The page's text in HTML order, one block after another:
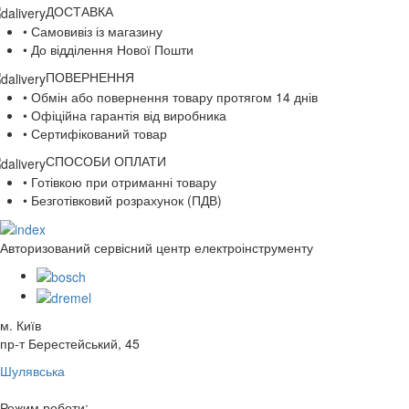
ДОСТАВКА
• Самовивіз із магазину
• До відділення Нової Пошти
ПОВЕРНЕННЯ
• Обмін або повернення товару протягом 14 днів
• Офіційна гарантія від виробника
• Сертифікований товар
СПОСОБИ ОПЛАТИ
• Готівкою при отриманні товару
• Безготівковий розрахунок (ПДВ)
Авторизований сервісний центр електроінструменту
м. Київ
пр-т Берестейський, 45
Шулявська